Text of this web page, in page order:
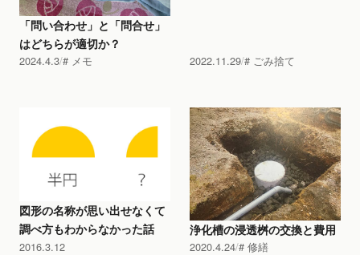
「問い合わせ」と「問合せ」
はどちらが適切か？
2024.4.3 メモ 2022.11.29 ごみ捨て
図形の名称が思い出せなくて
調べ方もわからなかった話
2016.3.12
浄化槽の浸透桝の交換と費用
2020.4.24 修繕